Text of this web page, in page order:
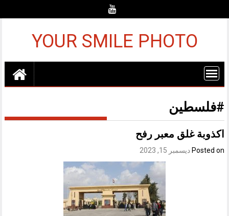
YOUR SMILE PHOTO
#فلسطين
اكذوبة غلق معبر رفح
Posted on ديسمبر 15, 2023